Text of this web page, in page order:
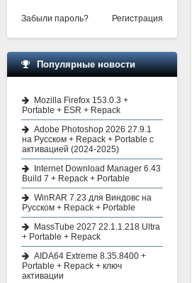
Забыли пароль? Регистрация
Популярные новости
Mozilla Firefox 153.0.3 +
Portable + ESR + Repack
Adobe Photoshop 2026 27.9.1
на Русском + Repack + Portable с
активацией (2024-2025)
Internet Download Manager 6.43
Build 7 + Repack + Portable
WinRAR 7.23 для Виндовс на
Русском + Repack + Portable
MassTube 2027 22.1.1.218 Ultra
+ Portable + Repack
AIDA64 Extreme 8.35.8400 +
Portable + Repack + ключ
активации